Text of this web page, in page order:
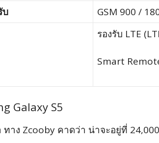
บ
GSM 900 /
รองรับ LTE
Smart
Galaxy S5
ทาง Zcooby คาดว่า น่าจะอยู่ที่